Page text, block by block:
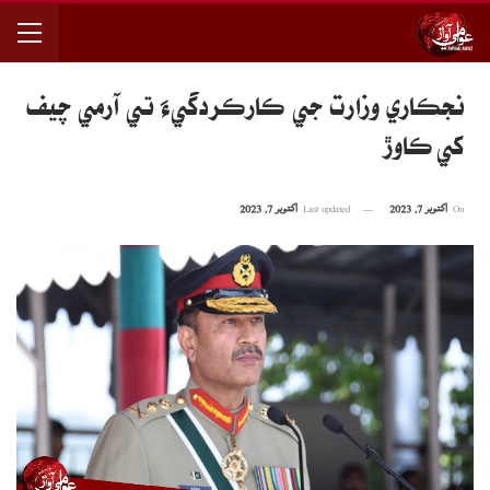
نجڪاري وزارت جي ڪارڪردگيءَ تي آرمي چيف
کي ڪاوڙ
اکتوبر 7, 2023 اکتوبر 7, 2023